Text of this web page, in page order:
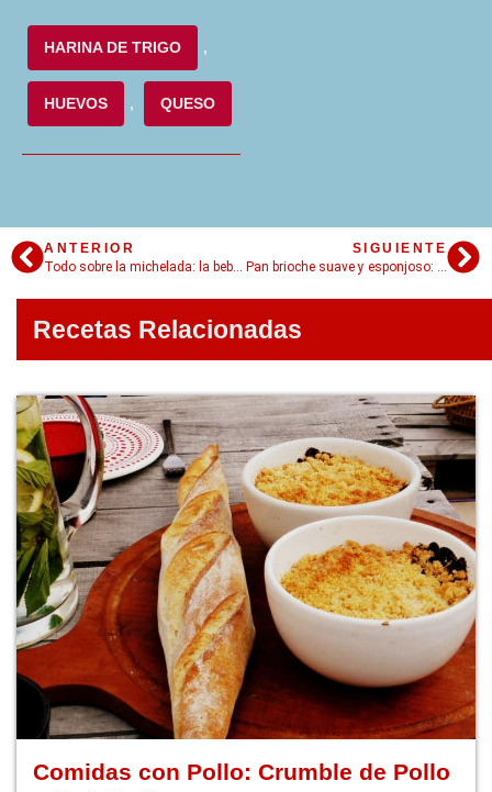
HARINA DE TRIGO ,
HUEVOS , QUESO
ANTERIOR
SIGUIENTE
Recetas Relacionadas
Comidas con Pollo: Crumble de Pollo